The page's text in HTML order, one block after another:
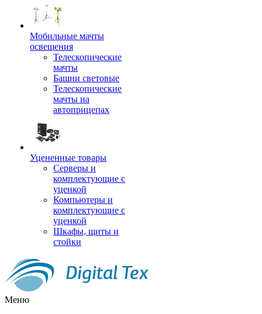
Мобильные мачты
освещения
Телескопические
мачты
Башни световые
Телескопические
мачты на
автоприцепах
Уцененные товары
Серверы и
комплектующие с
уценкой
Компьютеры и
комплектующие с
уценкой
Шкафы, щиты и
стойки
Меню